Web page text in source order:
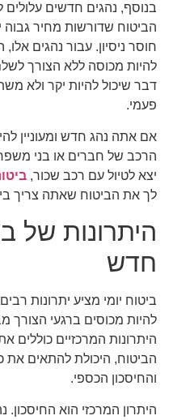
בנוסף, נהגים חדשים
הביטוח שדורשות מחיר גבוה
חוסר ניסיון. עבור נהגים
להיות מכוסה ללא הצורך
דבר שיכול להיות יקר ולא
פעמי.
אם אתה נהג חדש ומעוניין
הרכב של חברים או בני
יצא לטיול עם רכב שכור,
לך את הביטוח שאתה צריך
היתרונות של
חדש
ביטוח יומי מציע יתרונות
להיות מכוסים ברגעי הצורך
היתרונות המרכזיים
הביטוח, היכולת להתאים את
והחיסכון הכספי.
היתרון המרכזי הוא